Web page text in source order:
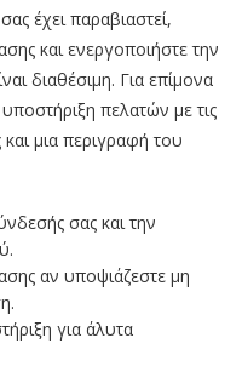
έχει παραβιαστεί,
και ενεργοποιήστε την
διαθέσιμη. Για επίμονα
πελατών με τις
μια περιγραφή του
σας και την
αν υποψιάζεστε μη
για άλυτα